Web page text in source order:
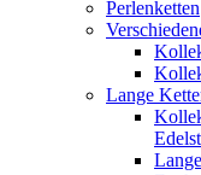
Perlenketten
Lange